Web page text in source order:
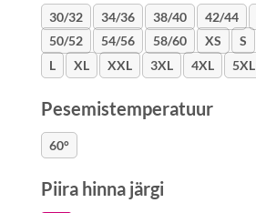
30/32 34/36 38/40 42/44
50/52
54/56 58/60 XS S
L
XL XXL 3XL 4XL 5XL
Pesemistemperatuur
60°
Piira hinna järgi